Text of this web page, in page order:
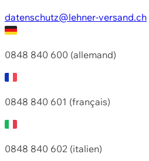
datenschutz@lehner-versand.ch
0848 840 600 (allemand)
0848 840 601 (français)
0848 840 602 (italien)